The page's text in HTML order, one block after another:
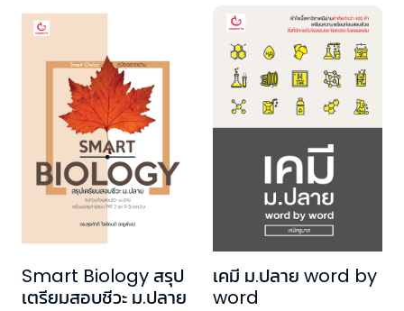
Smart Biology สรุป
เตรียมสอบชีวะ ม.ปลาย
เคมี ม.ปลาย word by
word